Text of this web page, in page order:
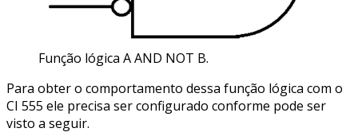
Função lógica A AND NOT B.
Para obter o comportamento dessa função lógica com o
CI 555 ele precisa ser configurado conforme pode ser
visto a seguir.